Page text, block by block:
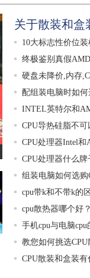
关于散装和盒
10大标志性价位
终极鉴别真假
硬盘未降价,内存
配组装电脑时如何
INTEL英特尔和
CPU导热硅脂不
CPU处理器Intel和
CPU处理器什么
组装电脑如何选购
cpu带k和不带k的
cpu散热器哪个好
手机cpu与电脑cpu
教您如何挑选CPU
CPU散装和盒装